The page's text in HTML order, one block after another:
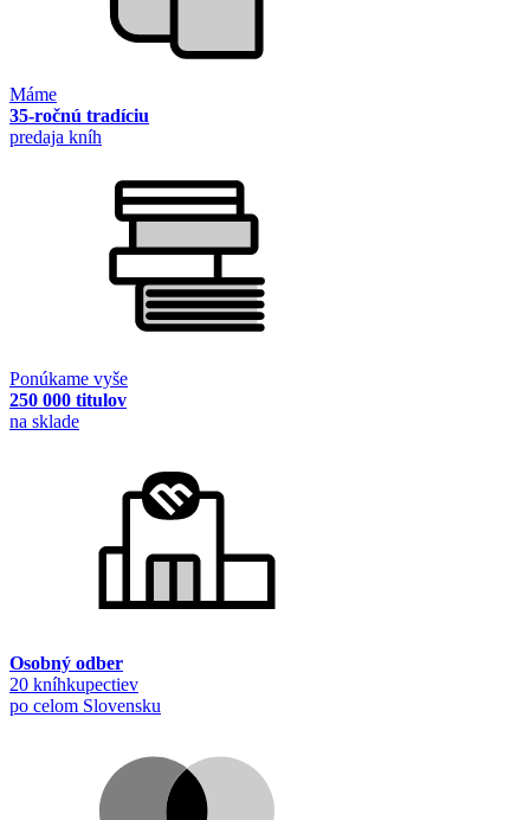
Máme
35-ročnú tradíciu
predaja kníh
Ponúkame vyše
250 000 titulov
na sklade
Osobný odber
20 kníhkupectiev
po celom Slovensku